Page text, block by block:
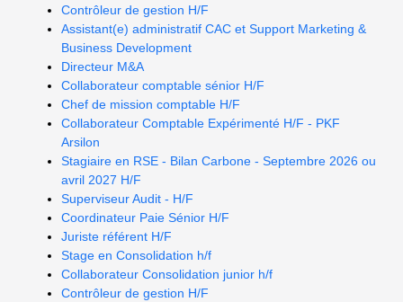
Contrôleur de gestion H/F
Assistant(e) administratif CAC et Support Marketing &
Business Development
Directeur M&A
Collaborateur comptable sénior H/F
Chef de mission comptable H/F
Collaborateur Comptable Expérimenté H/F - PKF
Arsilon
Stagiaire en RSE - Bilan Carbone - Septembre 2026 ou
avril 2027 H/F
Superviseur Audit - H/F
Coordinateur Paie Sénior H/F
Juriste référent H/F
Stage en Consolidation h/f
Collaborateur Consolidation junior h/f
Contrôleur de gestion H/F